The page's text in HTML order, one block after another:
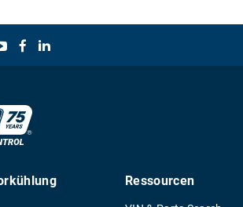
YouTubeFacebook
Ressourcen